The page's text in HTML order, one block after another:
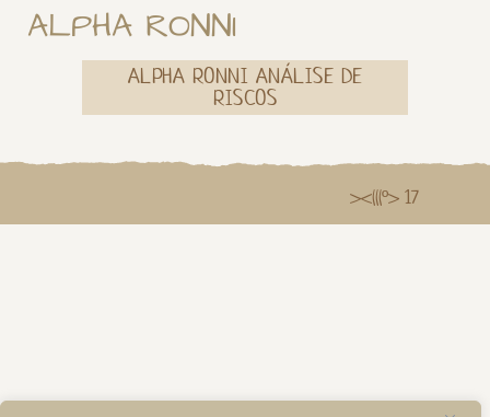
ALPHA RONNI
ALPHA RONNI ANÁLISE DE
RISCOS
><(((º> 17